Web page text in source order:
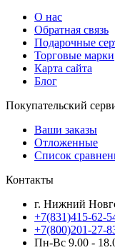
О нас
Обратная связь
Подарочные
Торговые марки
Карта сайта
Блог
Покупательский
Ваши заказы
Отложенные
Список
Контакты
г. Нижний
+7(831)415-62-
+7(800)201-27-
Пн-Вс 9.00 -